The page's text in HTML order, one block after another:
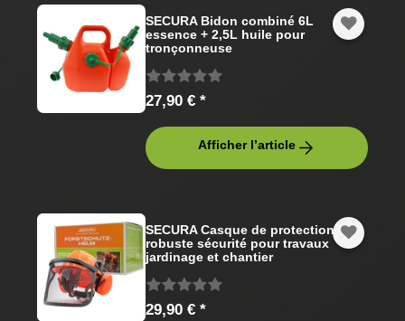
SECURA Bidon combiné 6L
essence + 2,5L huile pour
tronçonneuse
27,90 € *
Afficher l’article
SECURA Casque de protection
robuste sécurité pour travaux
jardinage et chantier
29,90 € *